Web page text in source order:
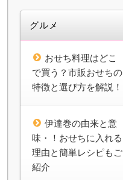
グルメ
おせち料理はどこ
で買う？市販おせちの
特徴と選び方を解説！
伊達巻の由来と意
味・！おせちに入れる
理由と簡単レシピもご
紹介